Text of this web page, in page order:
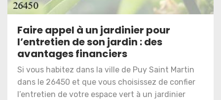
Faire appel à un jardinier pour
l’entretien de son jardin : des
avantages financiers
Si vous habitez dans la ville de Puy Saint Martin
dans le 26450 et que vous choisissez de confier
l’entretien de votre espace vert à un jardinier